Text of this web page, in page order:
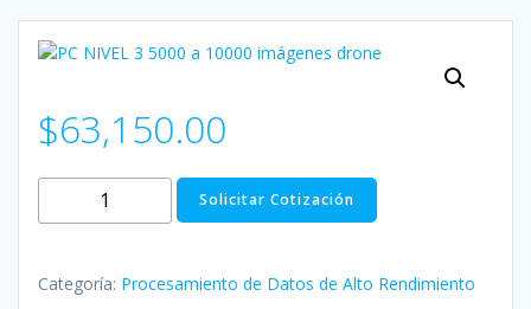
$63,150.00
NIVEL
5000
Solicitar Cotización
Categoría: Procesamiento de Datos de Alto Rendimiento